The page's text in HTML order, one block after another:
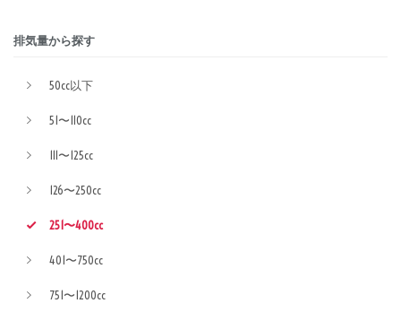
排気量から探す
50cc以下
51〜110cc
111〜125cc
126〜250cc
251〜400cc
401〜750cc
751〜1200cc